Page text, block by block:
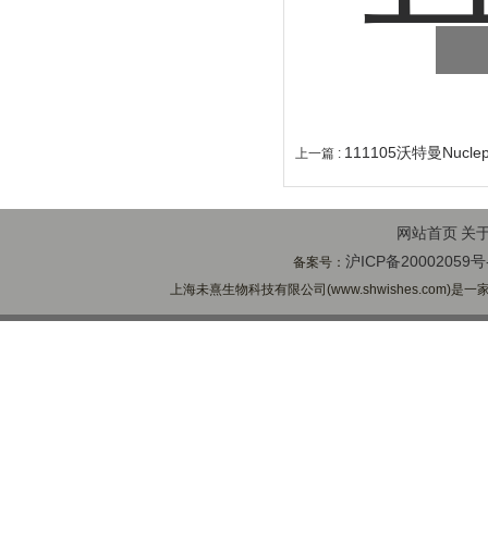
上一篇 : 111105沃特曼
网站首页 关
备案号：沪ICP备20002059
上海未熹生物科技有限公司(www.shwishes.com)是一